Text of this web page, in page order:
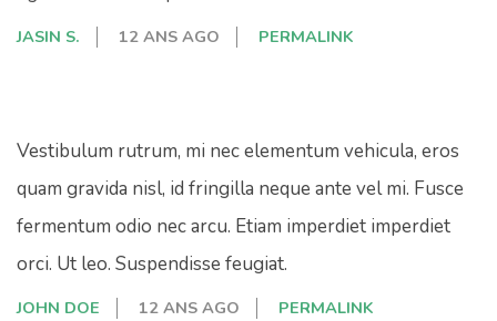
JASIN S. 12 ANS AGO PERMALINK
Vestibulum rutrum, mi nec elementum vehicula, eros
quam gravida nisl, id fringilla neque ante vel mi. Fusce
fermentum odio nec arcu. Etiam imperdiet imperdiet
orci. Ut leo. Suspendisse feugiat.
JOHN DOE 12 ANS AGO PERMALINK